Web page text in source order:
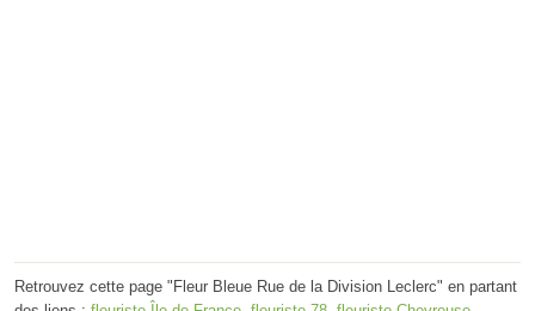
Retrouvez cette page "Fleur Bleue Rue de la Division Leclerc" en partant